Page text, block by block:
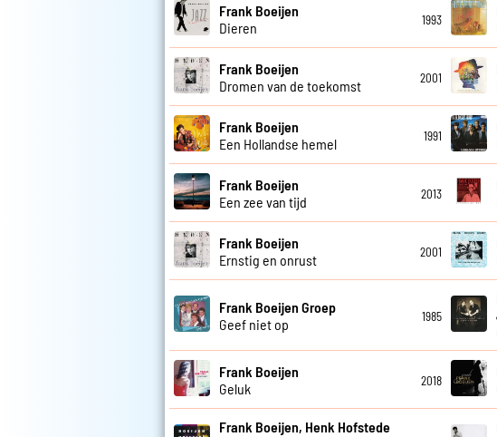
Frank Boeijen
Dieren
1993
Frank Boeijen
Dromen van de toekomst
2001
Frank Boeijen
Een Hollandse hemel
1991
Frank Boeijen
Een zee van tijd
2013
Frank Boeijen
Ernstig en onrust
2001
Frank Boeijen Groep
Geef niet op
1985
Frank Boeijen
Geluk
2018
Frank Boeijen, Henk Hofstede